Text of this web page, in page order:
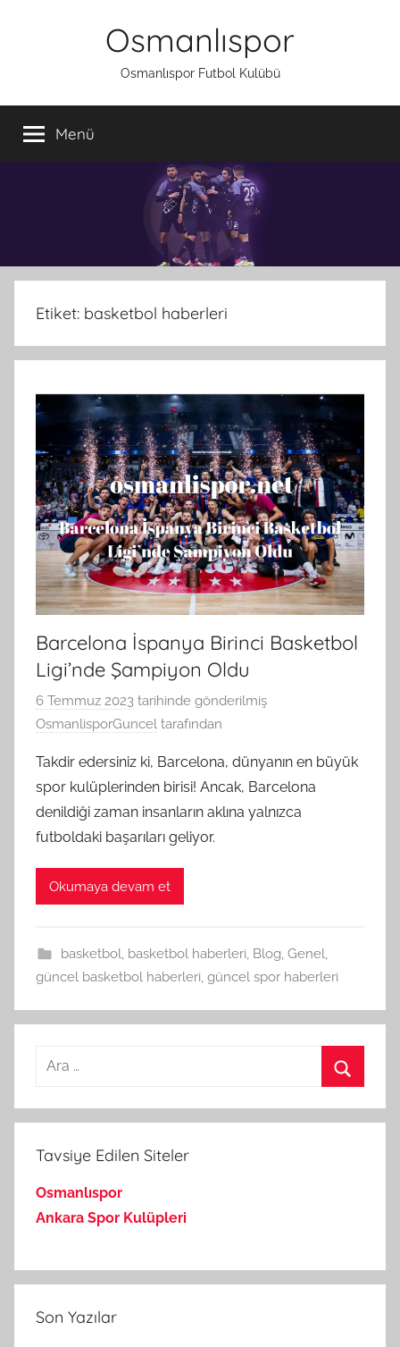
Osmanlıspor
Osmanlıspor Futbol Kulübü
Menü
Etiket: basketbol haberleri
Barcelona İspanya Birinci Basketbol
Ligi’nde Şampiyon Oldu
6 Temmuz 2023 tarihinde gönderilmiş
OsmanlisporGuncel tarafından
Takdir edersiniz ki, Barcelona, dünyanın en büyük
spor kulüplerinden birisi! Ancak, Barcelona
denildiği zaman insanların aklına yalnızca
futboldaki başarıları geliyor.
Okumaya devam et
basketbol, basketbol haberleri, Blog, Genel,
güncel basketbol haberleri, güncel spor haberleri
Arama:
Tavsiye Edilen Siteler
Osmanlıspor
Ankara Spor Kulüpleri
Son Yazılar